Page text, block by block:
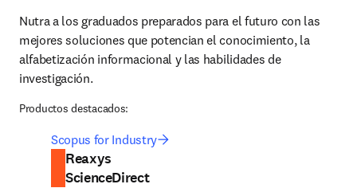
Nutra a los graduados preparados para el futuro con las
mejores soluciones que potencian el conocimiento, la
alfabetización informacional y las habilidades de
investigación.
Productos destacados:
Scopus for Industry
Reaxys
ScienceDirect